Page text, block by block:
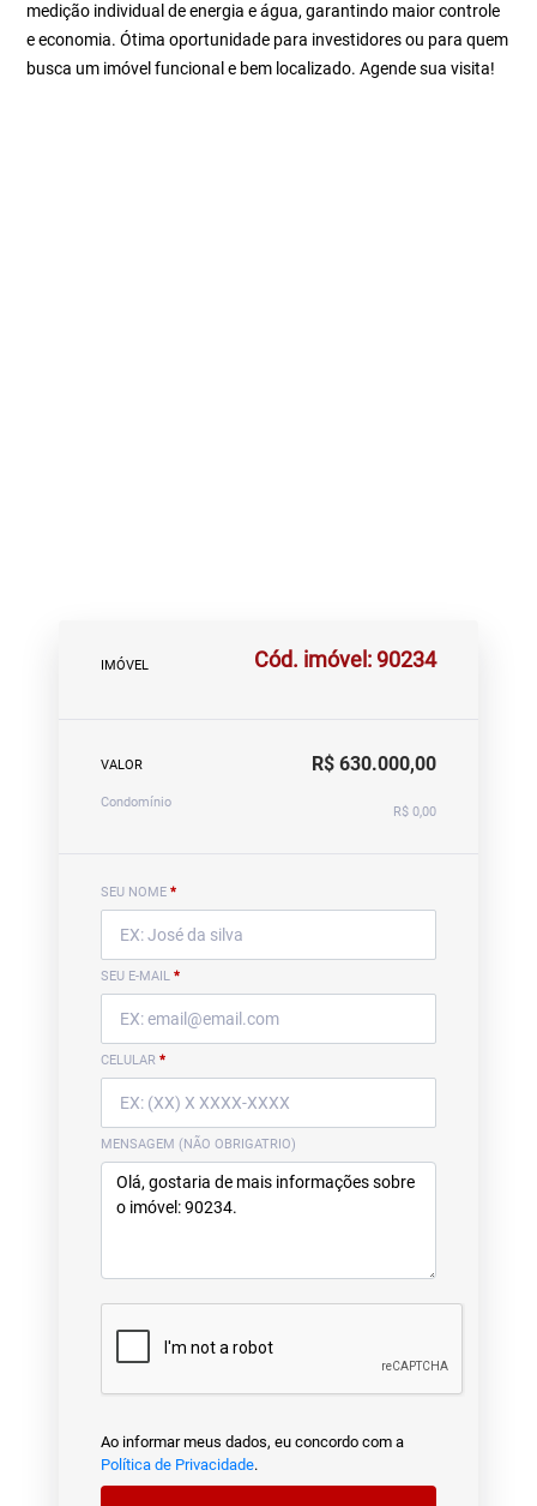
medição individual de energia e água, garantindo maior controle
e economia. Ótima oportunidade para investidores ou para quem
busca um imóvel funcional e bem localizado. Agende sua visita!
IMÓVEL Cód. imóvel: 90234
VALOR R$ 630.000,00
Condomínio
R$ 0,00
SEU NOME *
SEU E-MAIL *
CELULAR *
MENSAGEM (NÃO OBRIGATRIO)
Ao informar meus dados, eu concordo com a
Política de Privacidade.